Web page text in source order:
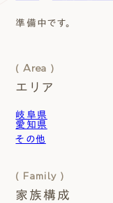
イベント・ブログ
モデルハウス
エムズのこと
準備中です。
( Area )
エリア
岐阜県
岐阜市
⼤垣市
愛知県
北名古屋市
名古屋市
その他
( Family )
家族構成